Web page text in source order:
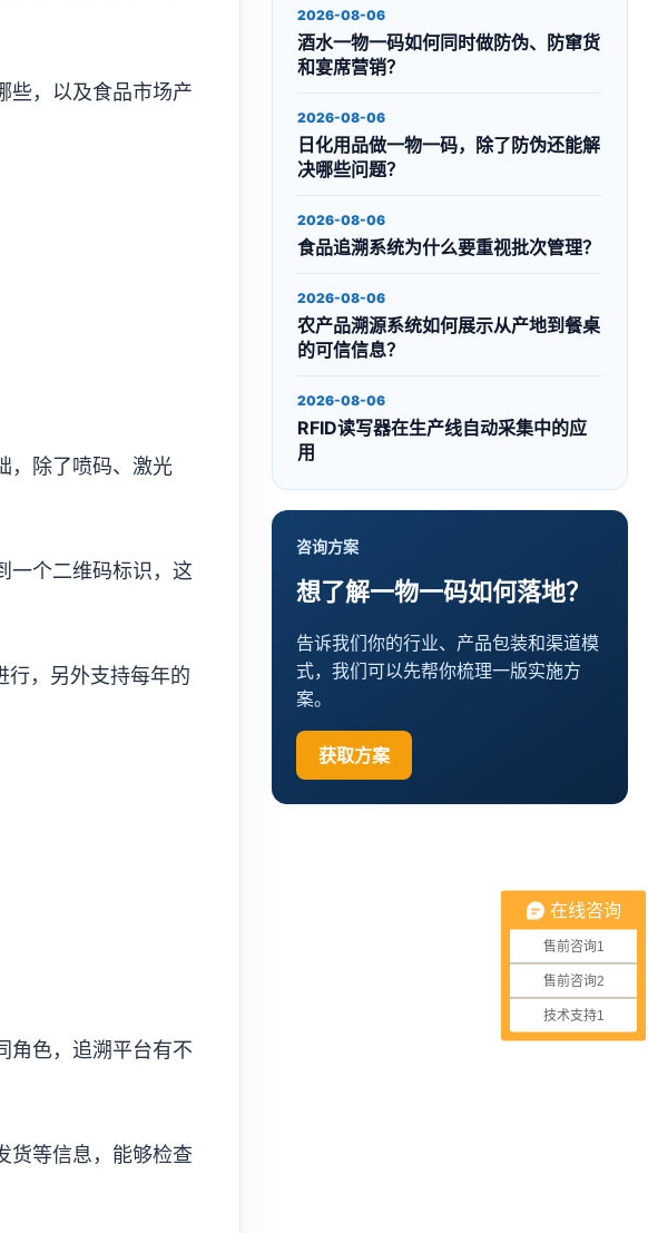
些，以及食品市场产
，除了喷码、激光
一个二维码标识，这
行，另外支持每年的
角色，追溯平台有不
货等信息，能够检查
2026-08-06
酒水一物一码如何同时做防伪、防窜货
和宴席营销？
2026-08-06
日化用品做一物一码，除了防伪还能解
决哪些问题？
2026-08-06
食品追溯系统为什么要重视批次管理？
2026-08-06
农产品溯源系统如何展示从产地到餐桌
的可信信息？
2026-08-06
RFID读写器在生产线自动采集中的应
用
咨询方案
想了解一物一码如何落地？
告诉我们你的行业、产品包装和渠道模
式，我们可以先帮你梳理一版实施方
案。
获取方案
在线咨询
售前咨询1
售前咨询2
技术支持1